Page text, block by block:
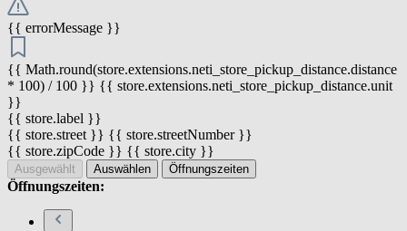
{{ errorMessage }}
{{ Math.round(store.extensions.neti_store_pickup_distance.distance
* 100) / 100 }} {{ store.extensions.neti_store_pickup_distance.unit
}}
{{ store.label }}
{{ store.street }} {{ store.streetNumber }}
{{ store.zipCode }} {{ store.city }}
Ausgewählt Auswählen Öffnungszeiten
Öffnungszeiten: